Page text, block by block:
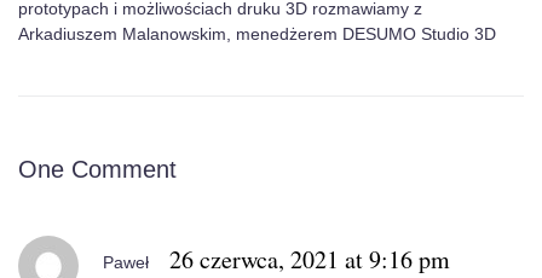
prototypach i możliwościach druku 3D rozmawiamy z
Arkadiuszem Malanowskim, menedżerem DESUMO Studio 3D
One Comment
Paweł
26 czerwca, 2021 at 9:16 pm